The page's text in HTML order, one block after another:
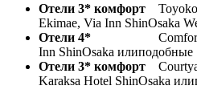
Отели 3* комфорт
Ekimae, Via Inn ShinOsaka
Отели 4*
Inn ShinOsaka илиподобные
Отели 3* комфорт
Karaksa Hotel ShinOsaka